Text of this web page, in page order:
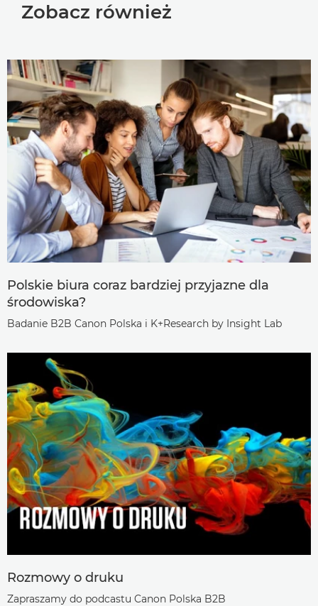
Zobacz również
Polskie biura coraz bardziej przyjazne dla
środowiska?
Badanie B2B Canon Polska i K+Research by Insight Lab
Rozmowy o druku
Zapraszamy do podcastu Canon Polska B2B